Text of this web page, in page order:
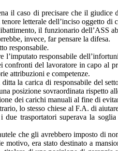
il caso di precisare che il
letterale dell’inciso oggetto
il funzionario dell’ASS
invece, far pensare la difesa.
responsabile.
responsabile
del lavoratore in capo al
attribuzioni e competenze.
la carica di responsabile del
posizione sovraordinata rispetto
dei carichi manuali al fine di
lo stesso chiese al F.A. di
trasportatori superava la
che gli avrebbero imposto di
motivo, era stato destinato a